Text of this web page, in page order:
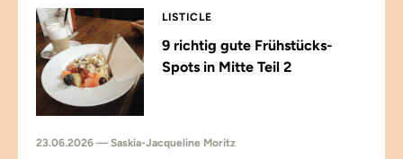
LISTICLE
9 richtig gute Frühstücks-
Spots in Mitte Teil 2
23.06.2026 — Saskia-Jacqueline Moritz